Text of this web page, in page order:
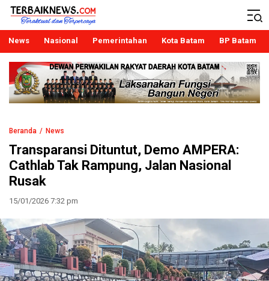
Terbaiknews
Teraktual dan Terpercaya
News Nasional Pemerintahan Kota Batam BP Batam
Beranda News
Transparansi Dituntut, Demo AMPERA:
Cathlab Tak Rampung, Jalan Nasional
Rusak
15/01/2026 7:32 pm